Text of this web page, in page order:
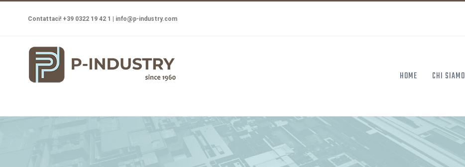
Contattaci! +39 0322 19 42 1 | info@p-industry.com
HOME CHI SIAMO